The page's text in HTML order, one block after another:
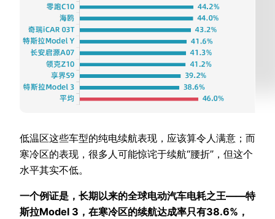
低温区这些车型的纯电续航表现，应该算令人满意；而
寒冷区的表现，很多人可能惊诧于续航“腰折”，但这个
水平其实不低。
一个例证是，长期以来的全球电动汽车电耗之王——特
斯拉Model 3，在寒冷区的续航达成率只有38.6%，